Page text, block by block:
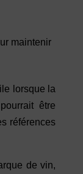
maintenir
lorsque la
être
références
de vin,